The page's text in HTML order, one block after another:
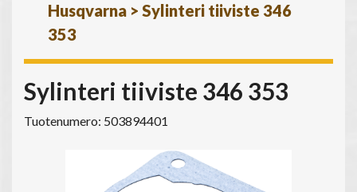
Husqvarna > Sylinteri tiiviste 346
353
Sylinteri tiiviste 346 353
Tuotenumero: 503894401